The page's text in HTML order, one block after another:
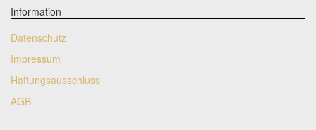
Information
Datenschutz
Impressum
Haftungsausschluss
AGB